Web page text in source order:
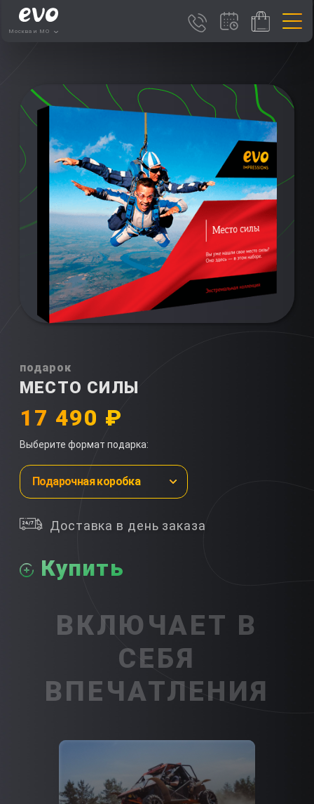
Москва и МО
подарок
МЕСТО СИЛЫ
17 490 ₽
Выберите формат подарка:
Подарочная коробка
Доставка в день заказа
Купить
ВКЛЮЧАЕТ В
СЕБЯ
ВПЕЧАТЛЕНИЯ